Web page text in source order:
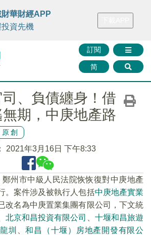
FINTV FINMETA 財華證券 媒體矩陣
訂閱
简
財華財經APP
資先機
司、負債纏身！借
期，中庚地產路
原創
2021年3月16日 下午8:33
州市中級人民法院恢恢復對中庚地產
。案件涉及被執行人包括中庚地產實業
改名為中庚置業集團有限公司，下文統
北京和昌投資有限公司
十堰和昌旅遊
圳 、和昌（十堰）房地產開發有限公